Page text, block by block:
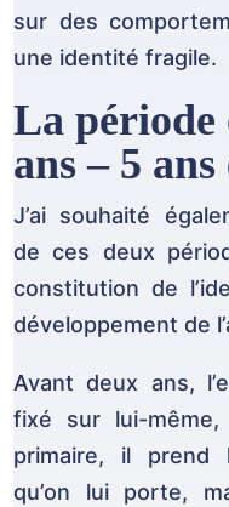
sur des
une identité fragile.
La période
ans – 5 ans
J’ai souhaité
de ces deux
constitution de
développement de
Avant deux ans,
fixé sur lui-
primaire, il prend
qu’on lui porte,